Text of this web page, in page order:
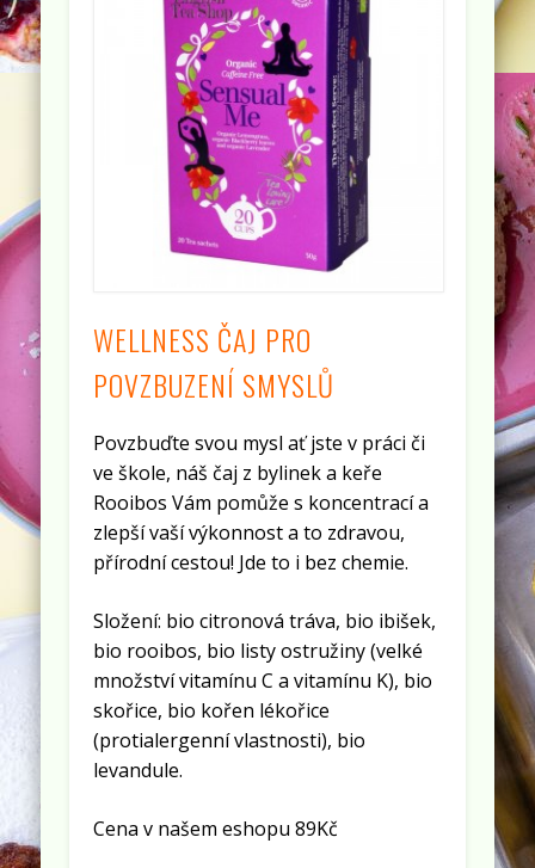
WELLNESS ČAJ PRO
POVZBUZENÍ SMYSLŮ
Povzbuďte svou mysl ať jste v práci či
ve škole, náš čaj z bylinek a keře
Rooibos Vám pomůže s koncentrací a
zlepší vaší výkonnost a to zdravou,
přírodní cestou! Jde to i bez chemie.
Složení: bio citronová tráva, bio ibišek,
bio rooibos, bio listy ostružiny (velké
množství vitamínu C a vitamínu K), bio
skořice, bio kořen lékořice
(protialergenní vlastnosti), bio
levandule.
Cena v našem eshopu 89Kč